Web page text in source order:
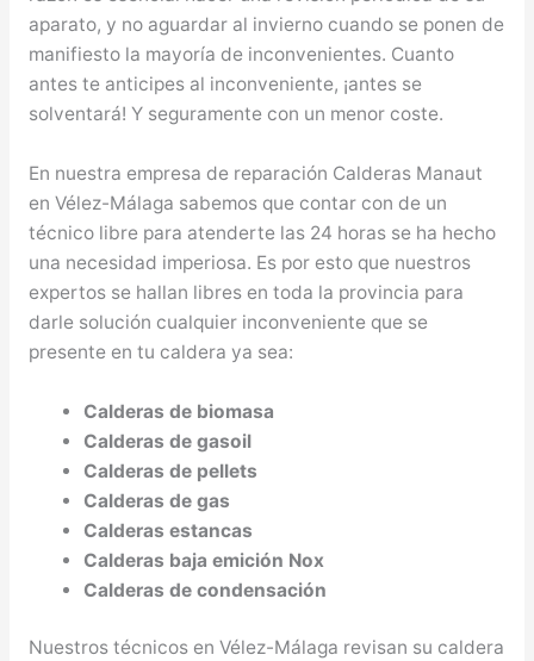
aparato, y no aguardar al invierno cuando se ponen de
manifiesto la mayoría de inconvenientes. Cuanto
antes te anticipes al inconveniente, ¡antes se
solventará! Y seguramente con un menor coste.
En nuestra empresa de reparación Calderas Manaut
en Vélez-Málaga sabemos que contar con de un
técnico libre para atenderte las 24 horas se ha hecho
una necesidad imperiosa. Es por esto que nuestros
expertos se hallan libres en toda la provincia para
darle solución cualquier inconveniente que se
presente en tu caldera ya sea:
Calderas de biomasa
Calderas de gasoil
Calderas de pellets
Calderas de gas
Calderas estancas
Calderas baja emición Nox
Calderas de condensación
Nuestros técnicos en Vélez-Málaga revisan su caldera